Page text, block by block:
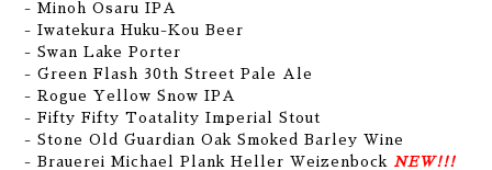
- Minoh Osaru IPA
- Iwatekura Huku-Kou Beer
- Swan Lake Porter
- Green Flash 30th Street Pale Ale
- Rogue Yellow Snow IPA
- Fifty Fifty Toatality Imperial Stout
- Stone Old Guardian Oak Smoked Barley Wine
- Brauerei Michael Plank Heller Weizenbock NEW!!!